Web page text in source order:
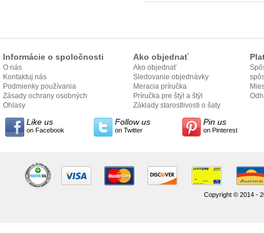
Informácie o spoločnosti
O nás
Kontaktuj nás
Podmienky používania
Zásady ochrany osobných
údajov
Ohlasy
Ako objednať
Ako objednať
Sledovanie objednávky
Meracia príručka
Príručka pre štýl a štýl
Základy starostlivosti o šaty
Like us
on Facebook
Follow us
on Twitter
Pin us
on Pinterest
Copyright © 2014 -